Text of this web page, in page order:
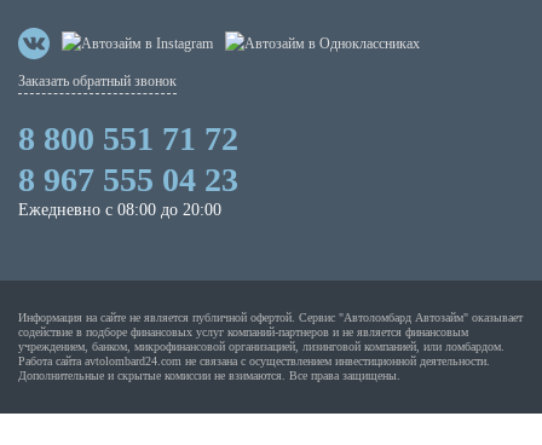
Заказать обратный звонок
8 800 551 71 72
8 967 555 04 23
Ежедневно с 08:00 до 20:00
Информация на сайте не является публичной офертой. Сервис "Автоломбард Автозайм" оказывает
содействие в подборе финансовых услуг компаний-партнеров и не является финансовым
учреждением, банком, микрофинансовой организацией, лизинговой компанией, или ломбардом.
Работа сайта avtolombard24.com не связана с осуществлением инвестиционной деятельности.
Дополнительные и скрытые комиссии не взимаются. Все права защищены.